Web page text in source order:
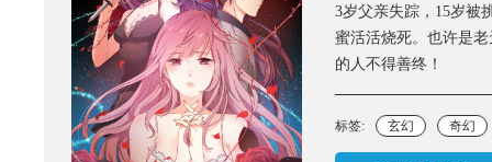
3岁父亲失踪，15岁被
蜜活活烧死。也许是
的人不得善终！
标签: 玄幻 奇幻